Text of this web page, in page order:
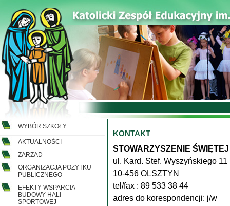
WYBÓR SZKOŁY
AKTUALNOŚCI
ZARZĄD
ORGANIZACJA POŻYTKU
PUBLICZNEGO
EFEKTY WSPARCIA
BUDOWY HALI
SPORTOWEJ
KONTAKT
STOWARZYSZENIE
ul. Kard. Stef. Wyszyńskiego 11
10-456 OLSZTYN
tel/fax : 89 533 38 44
adres do korespondencji: j/w